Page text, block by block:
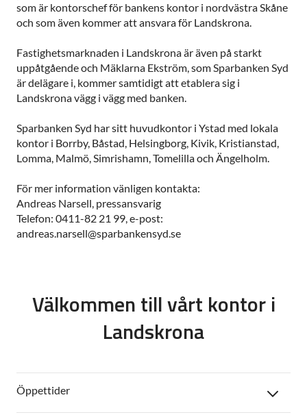
som är kontorschef för bankens kontor i nordvästra Skåne
och som även kommer att ansvara för Landskrona.
Fastighetsmarknaden i Landskrona är även på starkt
uppåtgående och Mäklarna Ekström, som Sparbanken Syd
är delägare i, kommer samtidigt att etablera sig i
Landskrona vägg i vägg med banken.
Sparbanken Syd har sitt huvudkontor i Ystad med lokala
kontor i Borrby, Båstad, Helsingborg, Kivik, Kristianstad,
Lomma, Malmö, Simrishamn, Tomelilla och Ängelholm.
För mer information vänligen kontakta:
Andreas Narsell, pressansvarig
Telefon: 0411-82 21 99, e-post:
andreas.narsell@sparbankensyd.se
Välkommen till vårt kontor i
Landskrona
Öppettider